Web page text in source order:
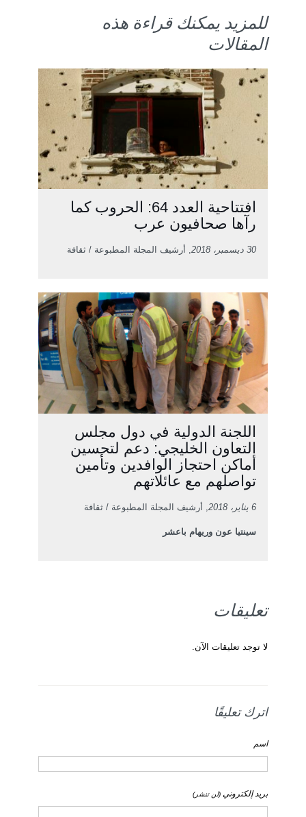
للمزيد يمكنك قراءة هذه
المقالات
افتتاحية العدد 64: الحروب كما
رآها صحافيون عرب
30 ديسمبر، 2018 , أرشيف المجلة المطبوعة / ثقافة
اللجنة الدولية في دول مجلس
التعاون الخليجي: دعم لتحسين
أماكن احتجاز الوافدين وتأمين
تواصلهم مع عائلاتهم
6 يناير، 2018 , أرشيف المجلة المطبوعة / ثقافة
سينتيا عون وريهام باعشر
تعليقات
لا توجد تعليقات الآن.
اترك تعليقًا
اسم
بريد إلكتروني (لن تنشر)